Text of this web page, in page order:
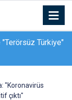
hemzemin
"Koronavirüs
çıktı"